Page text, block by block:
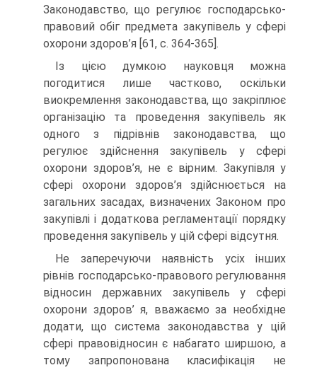
Законодавство, що регулює господарсько-
правовий обіг предмета закупівель у сфері
охорони здоров’я [61, с. 364-365].
Із цією думкою науковця можна
погодитися лише частково, оскільки
виокремлення законодавства, що закріплює
організацію та проведення закупівель як
одного з підрівнів законодавства, що
регулює здійснення закупівель у сфері
охорони здоров’я, не є вірним. Закупівля у
сфері охорони здоров’я здійснюється на
загальних засадах, визначених Законом про
закупівлі і додаткова регламентації порядку
проведення закупівель у цій сфері відсутня.
Не заперечуючи наявність усіх інших
рівнів господарсько-правового регулювання
відносин державних закупівель у сфері
охорони здоров’ я, вважаємо за необхідне
додати, що система законодавства у цій
сфері правовідносин є набагато ширшою, а
тому запропонована класифікація не